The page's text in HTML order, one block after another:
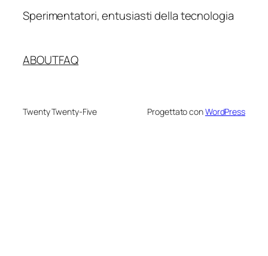
Sperimentatori, entusiasti della tecnologia
ABOUTFAQ
Twenty Twenty-Five Progettato conWordPress